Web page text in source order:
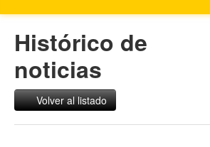
Histórico de
noticias
Volver al listado